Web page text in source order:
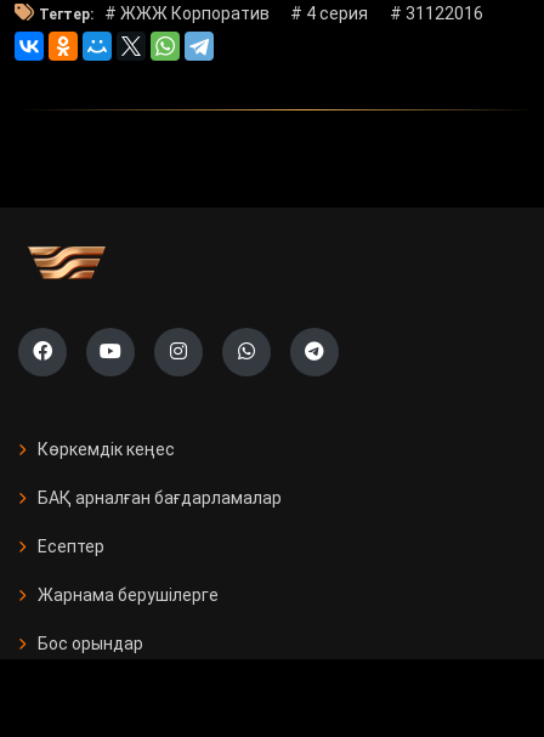
Тегтер: # ЖЖЖ Корпоратив # 4 серия # 31122016
Көркемдік кеңес
БАҚ арналған бағдарламалар
Есептер
Жарнама берушілерге
Бос орындар